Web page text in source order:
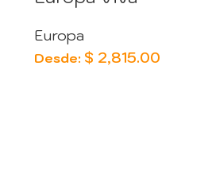
Europa
Desde: $2,815.00